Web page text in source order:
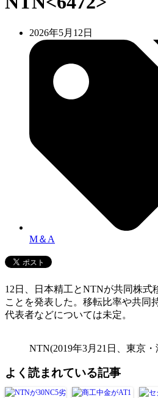
2026年5月12日
M＆A
12日、日本精工とNTNが共同株式
ことを発表した。移転比率や共同
代表者などについては未定。
NTN(2019年3月21日、東京・
よく読まれている記事